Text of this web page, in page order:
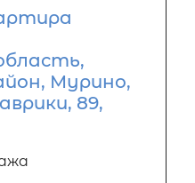
Мурино,
89,